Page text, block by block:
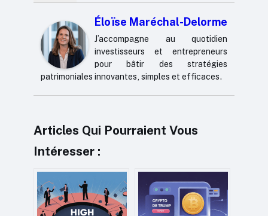
Éloïse Maréchal-Delorme
J’accompagne au quotidien
investisseurs et entrepreneurs
pour bâtir des stratégies
patrimoniales innovantes, simples et efficaces.
Articles Qui Pourraient Vous
Intéresser :